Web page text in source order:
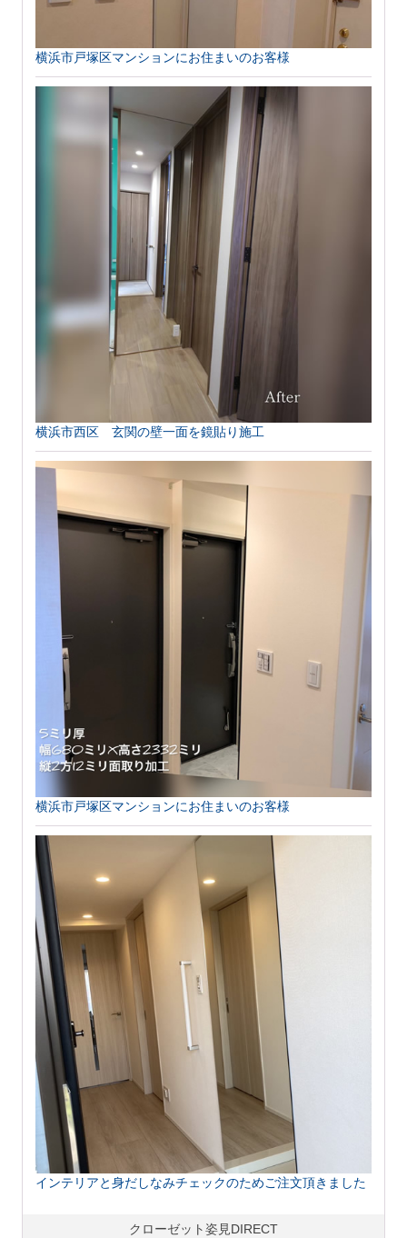
横浜市戸塚区マンションにお住まいのお客様
横浜市西区 玄関の壁一面を鏡貼り施工
横浜市戸塚区マンションにお住まいのお客様
インテリアと身だしなみチェックのためご注文頂きました
クローゼット姿見DIRECT